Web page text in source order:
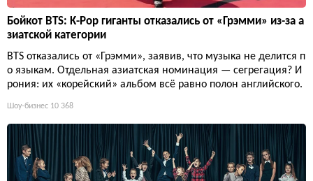
Бойкот BTS: K-Pop гиганты отказались от «Грэмми» из-за а
зиатской категории
BTS отказались от «Грэмми», заявив, что музыка не делится п
о языкам. Отдельная азиатская номинация — сегрегация? И
рония: их «корейский» альбом всё равно полон английского.
Шоу-бизнес 10 368